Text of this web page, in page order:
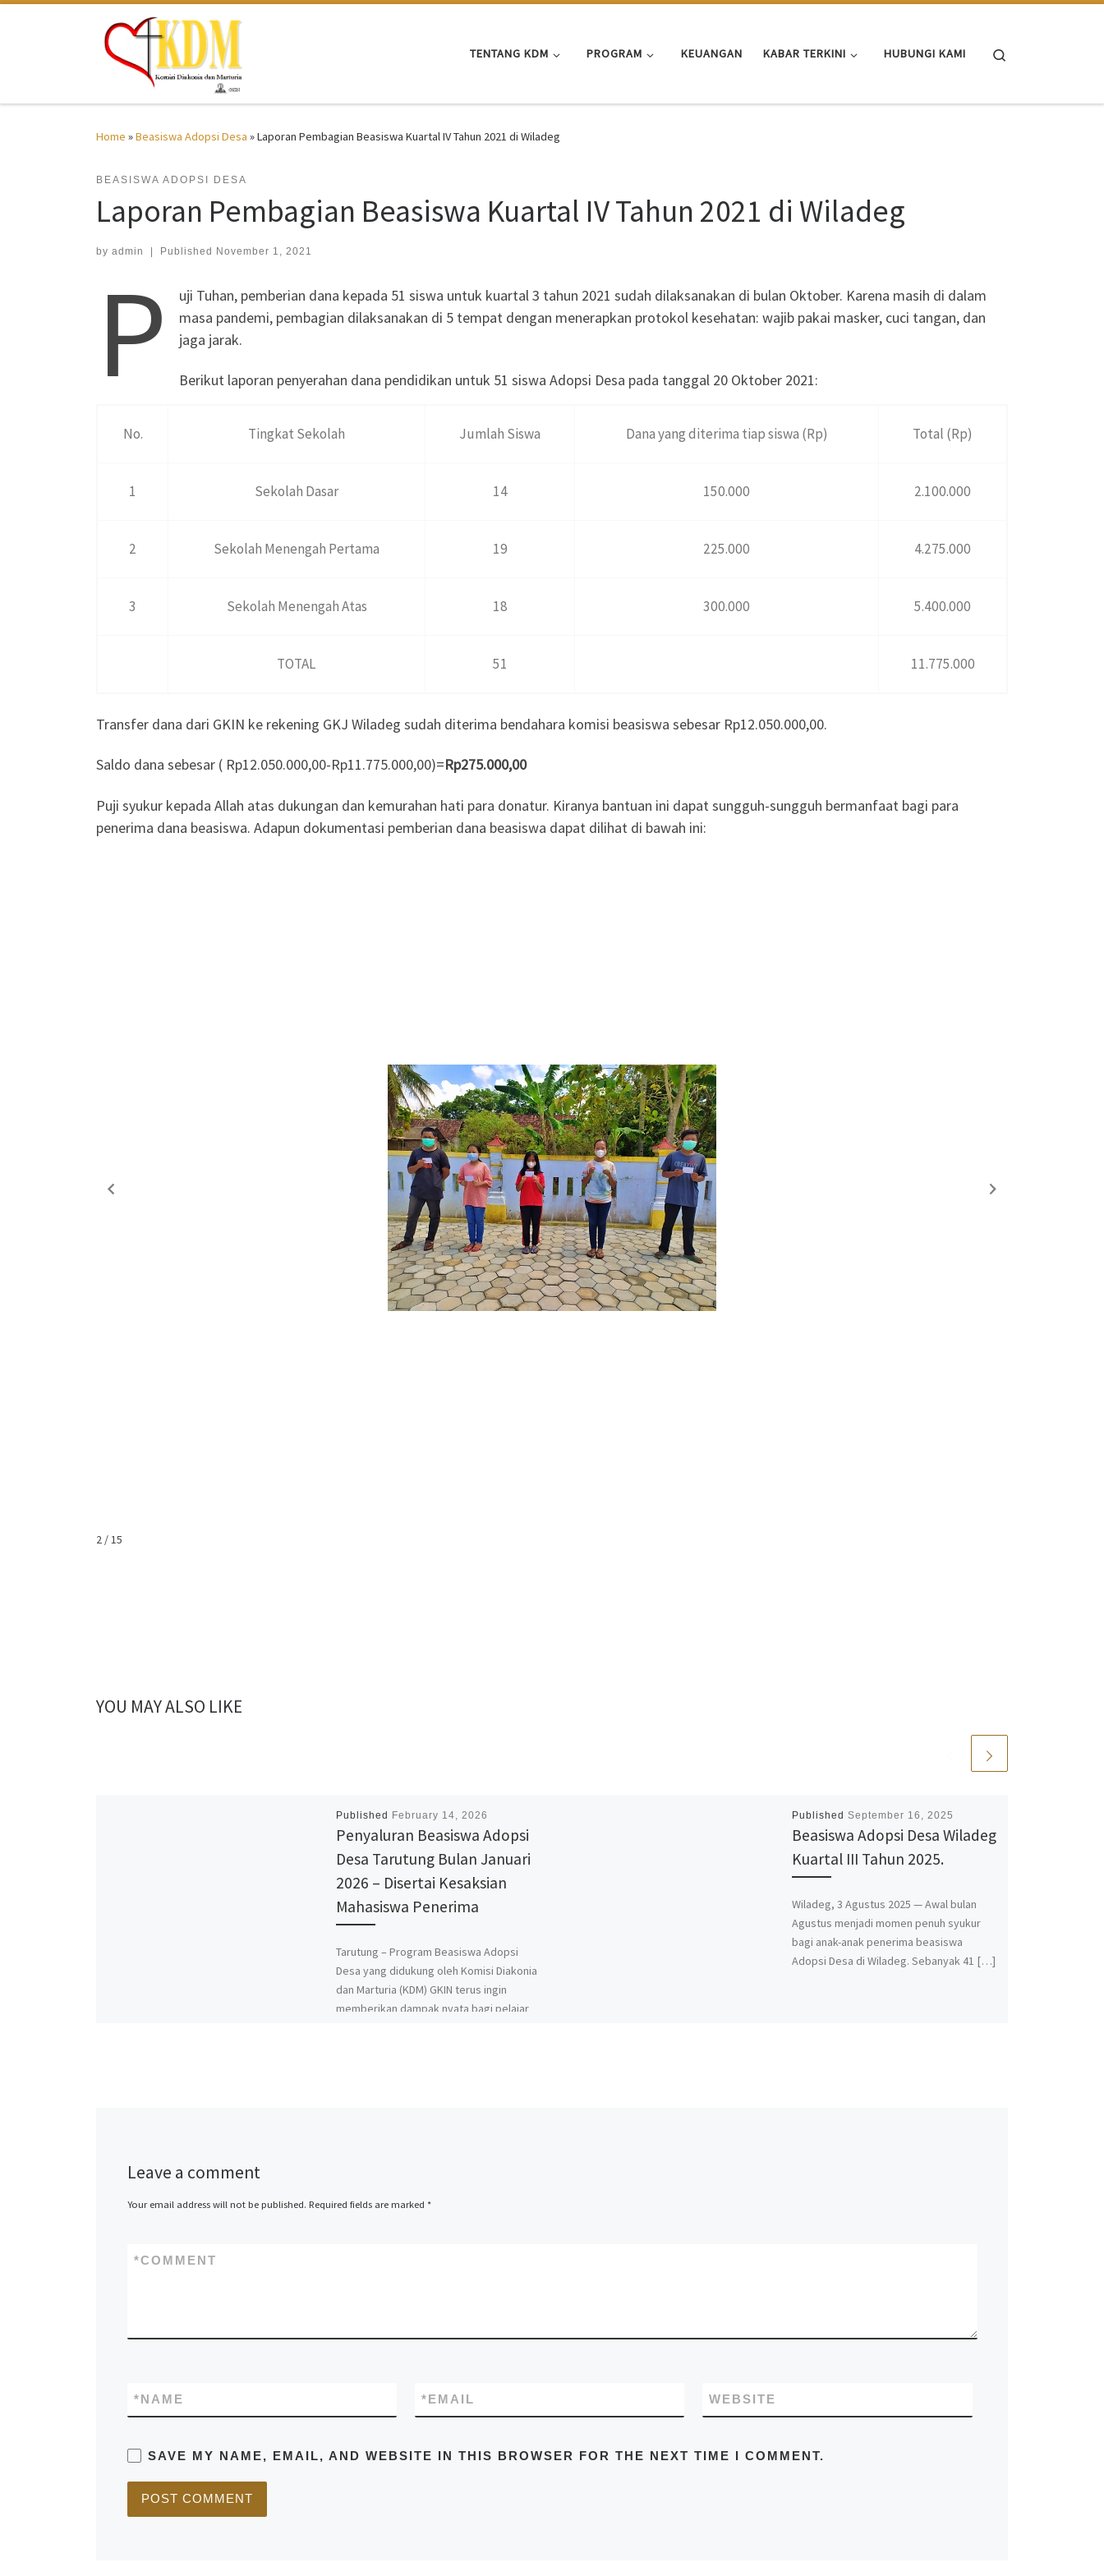
TENTANG KDM PROGRAM KEUANGAN KABAR TERKINI HUBUNGI KAMI
Home »Beasiswa Adopsi Desa »Laporan Pembagian Beasiswa Kuartal IV Tahun 2021 di Wiladeg
BEASISWA ADOPSI DESA
Laporan Pembagian Beasiswa Kuartal IV Tahun 2021 di Wiladeg
by admin | Published November 1, 2021
P
uji Tuhan, pemberian dana kepada 51 siswa untuk kuartal 3 tahun 2021 sudah dilaksanakan di bulan Oktober. Karena masih di dalam
masa pandemi, pembagian dilaksanakan di 5 tempat dengan menerapkan protokol kesehatan: wajib pakai masker, cuci tangan, dan
jaga jarak.
Berikut laporan penyerahan dana pendidikan untuk 51 siswa Adopsi Desa pada tanggal 20 Oktober 2021:
No. Tingkat Sekolah Jumlah Siswa Dana yang diterima tiap siswa (Rp) Total (Rp)
1 Sekolah Dasar 14 150.000 2.100.000
2 Sekolah Menengah Pertama 19 225.000 4.275.000
3 Sekolah Menengah Atas 18 300.000 5.400.000
TOTAL 51 11.775.000
Transfer dana dari GKIN ke rekening GKJ Wiladeg sudah diterima bendahara komisi beasiswa sebesar Rp12.050.000,00.
Saldo dana sebesar ( Rp12.050.000,00-Rp11.775.000,00)=Rp275.000,00
Puji syukur kepada Allah atas dukungan dan kemurahan hati para donatur. Kiranya bantuan ini dapat sungguh-sungguh bermanfaat bagi para
penerima dana beasiswa. Adapun dokumentasi pemberian dana beasiswa dapat dilihat di bawah ini:
2 / 15
YOU MAY ALSO LIKE
Published February 14, 2026
Penyaluran Beasiswa Adopsi
Desa Tarutung Bulan Januari
2026 – Disertai Kesaksian
Mahasiswa Penerima
Tarutung – Program Beasiswa Adopsi
Desa yang didukung oleh Komisi Diakonia
dan Marturia (KDM) GKIN terus ingin
memberikan dampak nyata bagi pelajar
Published September 16, 2025
Beasiswa Adopsi Desa Wiladeg
Kuartal III Tahun 2025.
Wiladeg, 3 Agustus 2025 — Awal bulan
Agustus menjadi momen penuh syukur
bagi anak-anak penerima beasiswa
Adopsi Desa di Wiladeg. Sebanyak 41 […]
Leave a comment
Your email address will not be published. Required fields are marked *
COMMENT
*
NAME
* EMAIL
* WEBSITE
SAVE MY NAME, EMAIL, AND WEBSITE IN THIS BROWSER FOR THE NEXT TIME I COMMENT.